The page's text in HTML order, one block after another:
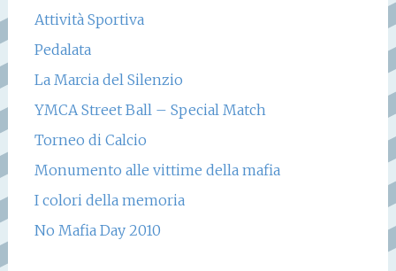
Attività Sportiva
Pedalata
La Marcia del Silenzio
YMCA Street Ball – Special Match
Torneo di Calcio
Monumento alle vittime della mafia
I colori della memoria
No Mafia Day 2010